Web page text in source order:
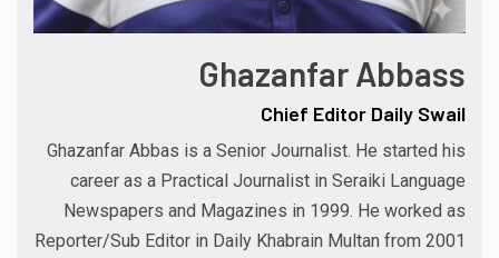
Ghazanfar Abbass
Chief Editor Daily Swail
Ghazanfar Abbas is a Senior Journalist. He started his
career as a Practical Journalist in Seraiki Language
Newspapers and Magazines in 1999. He worked as
Reporter/Sub Editor in Daily Khabrain Multan from 2001